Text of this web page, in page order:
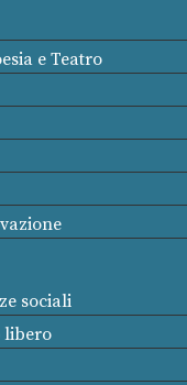
e Teatro
sociali
libero